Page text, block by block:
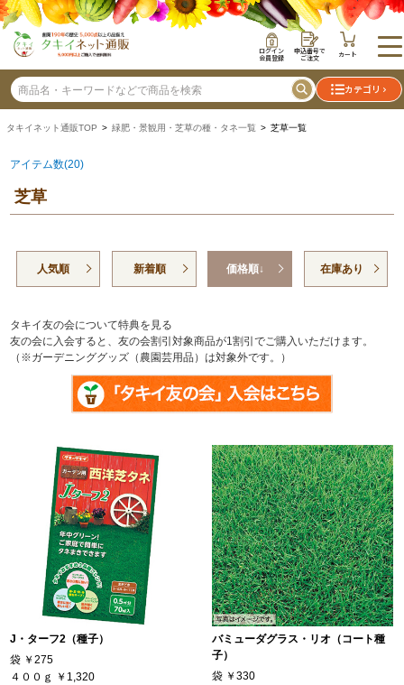
ログイン
会員登録
申込番号で
ご注文 カート
カテゴリ
タキイネット通販TOP > 緑肥・景観用・芝草の種・タネ一覧 > 芝草一覧
アイテム数(20)
芝草
人気順 新着順 価格順↓ 在庫あり
タキイ友の会について特典を見る
友の会に入会すると、友の会割引対象商品が1割引でご購入いただけます。
（※ガーデニンググッズ（農園芸用品）は対象外です。）
J・ターフ2（種子）
袋 ￥275
４００ｇ
￥1,320
バミューダグラス・リオ（コート種
子）
袋 ￥330